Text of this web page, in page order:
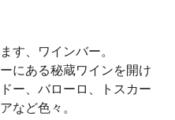
す、ワインバー。
にある秘蔵ワインを開け
ー、バローロ、トスカー
など色々。